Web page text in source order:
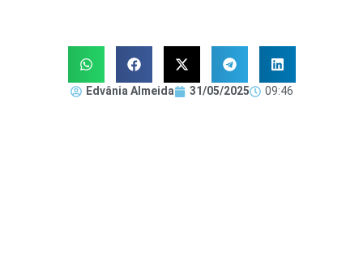
Edvânia Almeida 31/05/2025 09:46